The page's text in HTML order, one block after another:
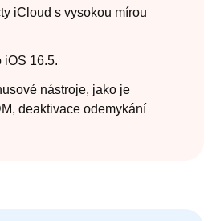
iCloud s vysokou mírou
iOS 16.5.
nástroje, jako je
deaktivace odemykání